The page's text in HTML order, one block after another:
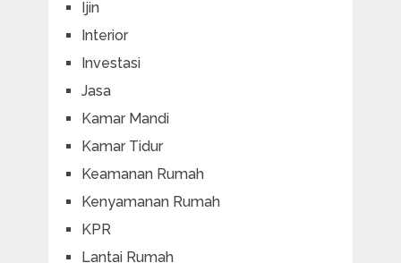
Ijin
Interior
Investasi
Jasa
Kamar Mandi
Kamar Tidur
Keamanan Rumah
Kenyamanan Rumah
KPR
Lantai Rumah